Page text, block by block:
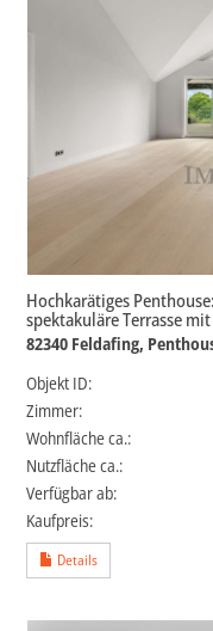
Hochkarätiges
spektakuläre Terrasse
82340 Feldafing,
Objekt ID:
Zimmer:
Wohnfläche ca.:
Nutzfläche ca.:
Verfügbar ab:
Kaufpreis:
Details